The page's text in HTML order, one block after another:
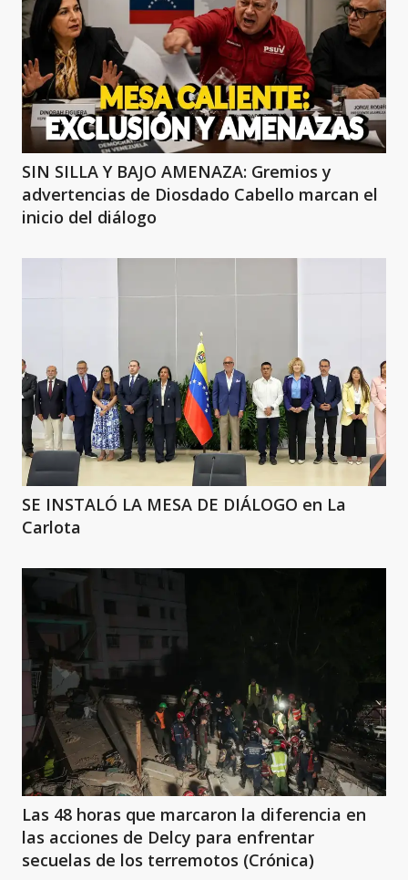
SIN SILLA Y BAJO AMENAZA: Gremios y
advertencias de Diosdado Cabello marcan el
inicio del diálogo
SE INSTALÓ LA MESA DE DIÁLOGO en La
Carlota
Las 48 horas que marcaron la diferencia en
las acciones de Delcy para enfrentar
secuelas de los terremotos (Crónica)